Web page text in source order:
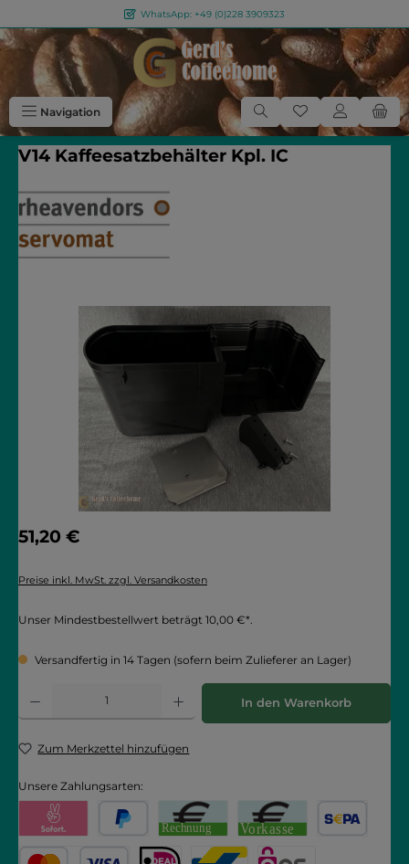
Zum Hauptinhalt springenWhatsApp: +49 (0)228 3909323
Navigation Du hast 0
V14 Kaffeesatzbehälter Kpl. IC
Bildergalerie überspringen
Regulärer Preis:
51,20 €
Preise inkl. MwSt. zzgl. Versandkosten
Unser Mindestbestellwert beträgt 10,00 €*.
Versandfertig in 14 Tagen (sofern beim Zulieferer an Lager)
Produkt Anzahl: Gib den gewünschten Wert ein oder benutze die
In den Warenkorb
Zum Merkzettel hinzufügen
Unsere Zahlungsarten:
Rechnung Vorkasse